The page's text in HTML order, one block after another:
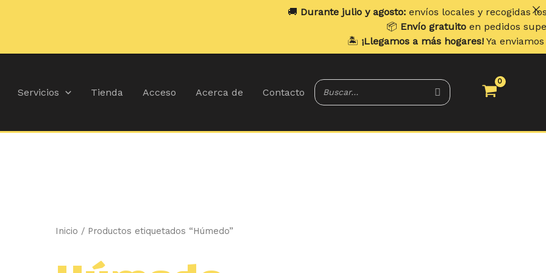
Servicios Tienda Acceso Acerca de Contacto
Inicio / Productos etiquetados “Húmedo”
Ordenado
Durante julio y agosto:envíos locales y recogidas los lunes. Envíos
Envío gratuitoen pedidos superiores a70 €.
¡Llegamos a más hogares!Ya enviamos aPortugal y